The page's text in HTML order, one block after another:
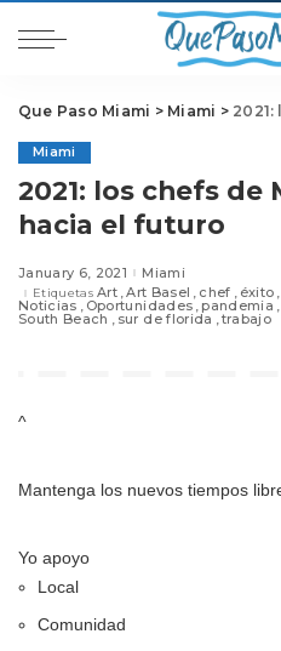
Que Paso Miami > Miami > 2021:
Miami
2021: los chefs de
hacia el futuro
January 6, 2021 Miami
Etiquetas Art Art Basel chef éxito
Noticias Oportunidades pandemia
South Beach sur de florida trabajo
^
Mantenga los nuevos tiempos
Yo apoyo
Local
Comunidad